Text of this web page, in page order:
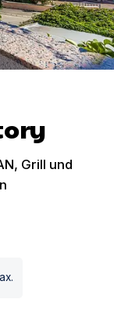
Grill und